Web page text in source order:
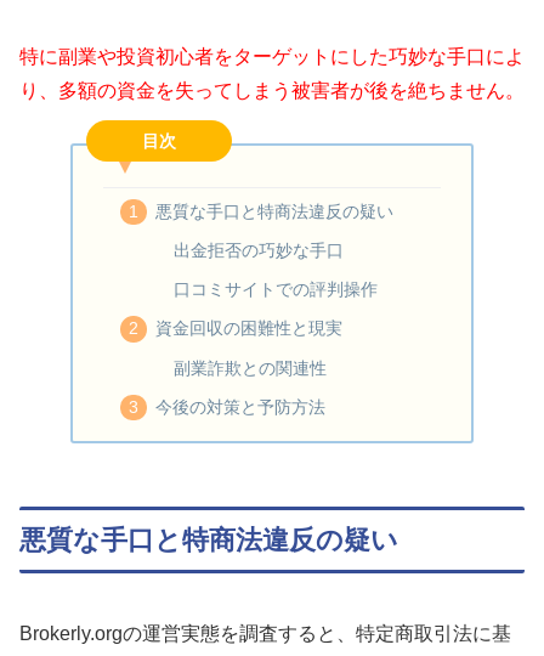
特に副業や投資初心者をターゲットにした巧妙な手口によ
り、多額の資金を失ってしまう被害者が後を絶ちません。
目次
悪質な手口と特商法違反の疑い
出金拒否の巧妙な手口
口コミサイトでの評判操作
資金回収の困難性と現実
副業詐欺との関連性
今後の対策と予防方法
悪質な手口と特商法違反の疑い
Brokerly.orgの運営実態を調査すると、特定商取引法に基